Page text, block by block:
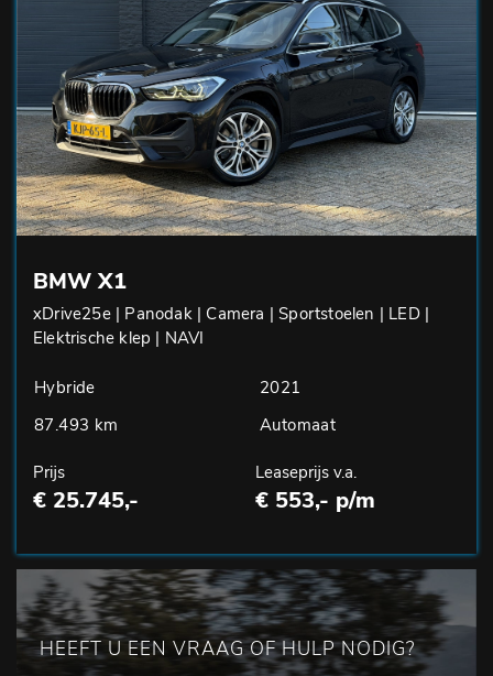
BMW X1
xDrive25e | Panodak | Camera | Sportstoelen | LED |
Elektrische klep | NAVI
Hybride
2021
87.493 km
Automaat
Prijs
€ 25.745,-
Leaseprijs v.a.
€ 553,- p/m
HEEFT U EEN VRAAG OF HULP NODIG?